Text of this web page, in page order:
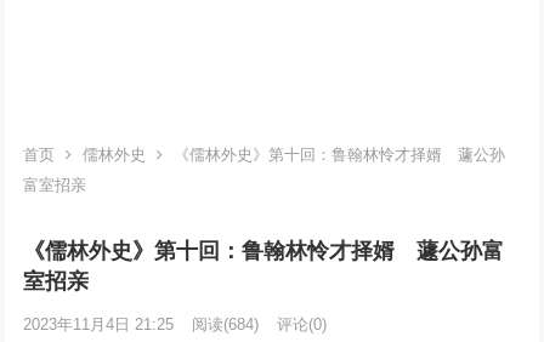
首页 儒林外史
《儒林外史》第十回：鲁翰林怜才择婿 蘧公孙
富室招亲
《儒林外史》第十回：鲁翰林怜才择婿 蘧公孙富
室招亲
2023年11月4日 21:25 阅读(684) 评论(0)